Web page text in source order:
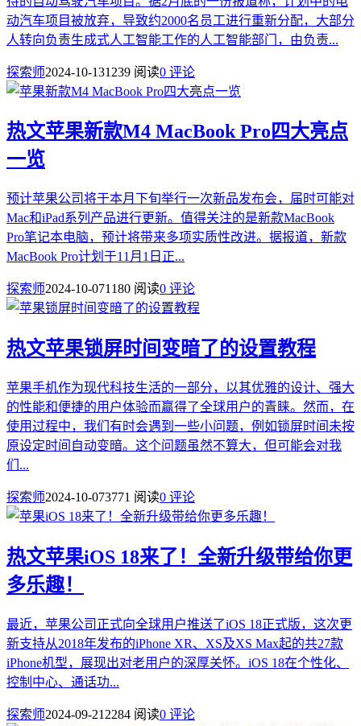
动汽车项目被放弃，导致约2000名员工进行重新分配，大部分
人转向负责生成式人工智能工作的人工智能部门，由负责...
探索师2024-10-131239 阅读0 评论
热文苹果新款M4 MacBook Pro四大亮点
一览
预计苹果公司将于本月下旬举行一次新品发布会，届时可能对
Mac和iPad系列产品进行更新。值得关注的是新款MacBook
Pro笔记本电脑，预计将带来多项实质性改进。据报道，新款
MacBook Pro计划于11月1日正...
探索师2024-10-071180 阅读0 评论
热文苹果锁屏时间变暗了的设置教程
苹果手机作为现代科技生活的一部分，以其优雅的设计、强大
的性能和便捷的用户体验而赢得了全球用户的青睐。然而，在
使用过程中，我们有时会遇到一些小问题，例如锁屏时间未按
原设定时间自动变暗。这个问题虽然不算大，但可能会对我
们...
探索师2024-10-073771 阅读0 评论
热文苹果iOS 18来了！全新升级带给你更
多乐趣！
最近，苹果公司正式向全球用户推送了iOS 18正式版，这次更
新支持从2018年发布的iPhone XR、XS及XS Max起的共27款
iPhone机型，展现出对老用户的深厚关怀。iOS 18在个性化、
控制中心、通话功...
探索师2024-09-21 2284 阅读0 评论